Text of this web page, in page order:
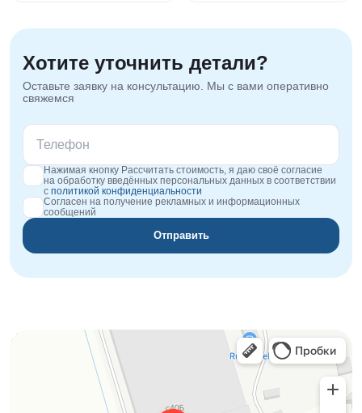
Хотите уточнить детали?
Оставьте заявку на консультацию. Мы с вами оперативно
свяжемся
Нажимая кнопку Рассчитать стоимость, я даю своё согласие
на обработку введённых персональных данных в соответствии
с политикой конфиденциальности
Согласен на получение рекламных и информационных
сообщений
Отправить
Orgplex
Оргстекло, поликарбонат в Лыткарине
Торговое оборудование в Лыткарине